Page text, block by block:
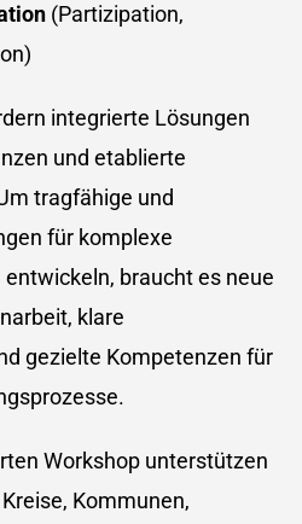
(Partizipation,
integrierte Lösungen
und etablierte
tragfähige und
für komplexe
braucht es neue
klare
gezielte Kompetenzen für
Workshop unterstützen
Kommunen,